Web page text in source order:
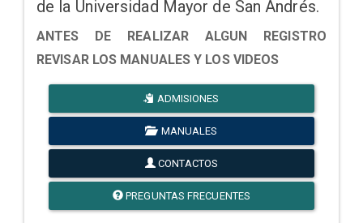
de la Universidad Mayor de San Andrés.
ANTES DE REALIZAR ALGUN REGISTRO
REVISAR LOS MANUALES Y LOS VIDEOS
ADMISIONES
MANUALES
CONTACTOS
PREGUNTAS FRECUENTES